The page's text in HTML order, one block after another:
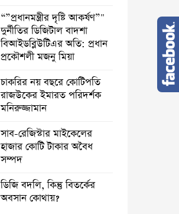
“”প্রধানমন্ত্রীর দৃষ্টি আকর্ষণ”"
দুর্নীতির ডিজিটাল বাদশা
বিআইডব্লিউটিএর অতি: প্রধান
প্রকৌশলী মজনু মিয়া
চাকরির নয় বছরে কোটিপতি
রাজউকের ইমারত পরিদর্শক
মনিরুজ্জামান
সাব-রেজিস্টার মাইকেলের
হাজার কোটি টাকার অবৈধ
সম্পদ
ডিজি বদলি, কিন্তু বিতর্কের
অবসান কোথায়?